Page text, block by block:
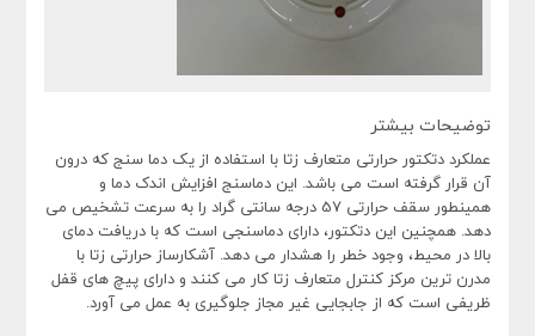
توضیحات بیشتر
عملکرد دتکتور حرارتی متعارف زتا با استفاده از یک دما سنج که درون
آن قرار گرفته است می باشد. این دماسنج افزایش اندک دما و
همینطور سقف حرارتی 57 درجه سانتی گراد را به سرعت تشخیص می
دهد. همچنین این دتکتور، دارای دماسنجی است که با دریافت دمای
بالا در محیط، وجود خطر را هشدار می دهد. آشکارساز حرارتی زتا با
مدرن ترین مرکز کنترل متعارف زتا کار می کنند و دارای پیچ های قفل
ظریفی است که از جابجایی غیر مجاز جلوگیری به عمل می آورد.